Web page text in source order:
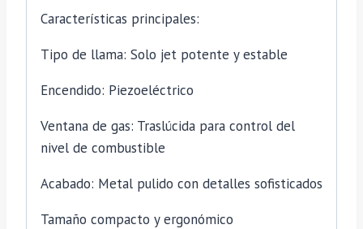
Características principales:
Tipo de llama: Solo jet potente y estable
Encendido: Piezoeléctrico
Ventana de gas: Traslúcida para control del
nivel de combustible
Acabado: Metal pulido con detalles sofisticados
Tamaño compacto y ergonómico